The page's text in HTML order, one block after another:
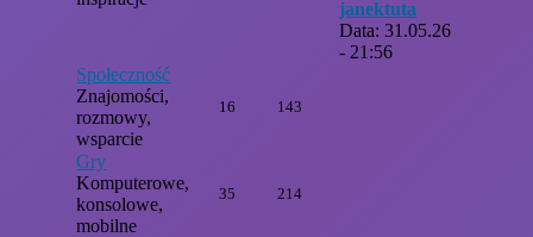
janektuta
Data: 31.05.26
- 21:56
Społeczność
Znajomości,
rozmowy,
wsparcie
16 143
Gry
Komputerowe,
konsolowe,
mobilne
35 214